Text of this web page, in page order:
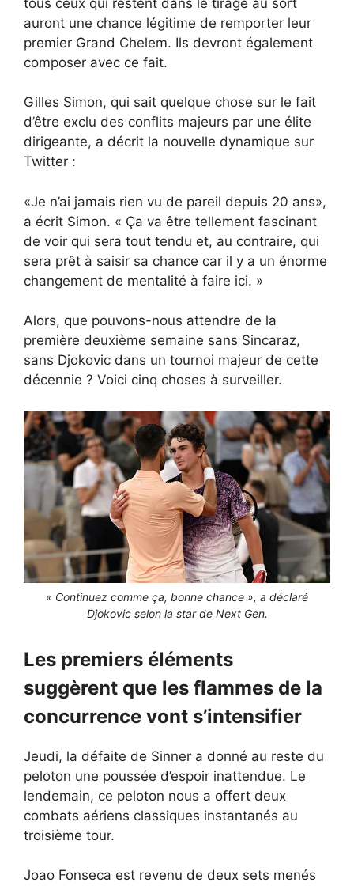
auront une chance légitime de remporter leur
premier Grand Chelem. Ils devront également
composer avec ce fait.
Gilles Simon, qui sait quelque chose sur le fait
d’être exclu des conflits majeurs par une élite
dirigeante, a décrit la nouvelle dynamique sur
Twitter :
«Je n’ai jamais rien vu de pareil depuis 20 ans»,
a écrit Simon. « Ça va être tellement fascinant
de voir qui sera tout tendu et, au contraire, qui
sera prêt à saisir sa chance car il y a un énorme
changement de mentalité à faire ici. »
Alors, que pouvons-nous attendre de la
première deuxième semaine sans Sincaraz,
sans Djokovic dans un tournoi majeur de cette
décennie ? Voici cinq choses à surveiller.
« Continuez comme ça, bonne chance », a déclaré
Djokovic selon la star de Next Gen.
Les premiers éléments
suggèrent que les flammes de la
concurrence vont s’intensifier
Jeudi, la défaite de Sinner a donné au reste du
peloton une poussée d’espoir inattendue. Le
lendemain, ce peloton nous a offert deux
combats aériens classiques instantanés au
troisième tour.
Joao Fonseca est revenu de deux sets menés